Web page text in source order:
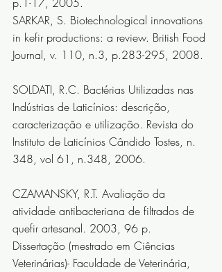
SARKAR, S. Biotechnological innovations
in kefir productions: a review. British Food
Journal, v. 110, n.3, p.283-295, 2008.
SOLDATI, R.C. Bactérias Utilizadas nas
Indústrias de Laticínios: descrição,
caracterização e utilização. Revista do
Instituto de Laticínios Cândido Tostes, n.
348, vol 61, n.348, 2006.
CZAMANSKY, R.T. Avaliação da
atividade antibacteriana de filtrados de
quefir artesanal. 2003, 96 p.
Dissertação (mestrado em Ciências
Veterinárias)- Faculdade de Veterinária,